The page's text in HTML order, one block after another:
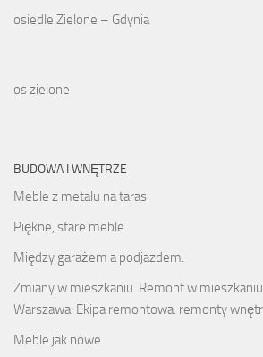
osiedle Zielone – Gdynia
os zielone
BUDOWA I WNĘTRZE
Meble z metalu na taras
Piękne, stare meble
Między garażem a podjazdem.
Zmiany w mieszkaniu. Remont w
Warszawa. Ekipa remontowa: remonty
Meble jak nowe